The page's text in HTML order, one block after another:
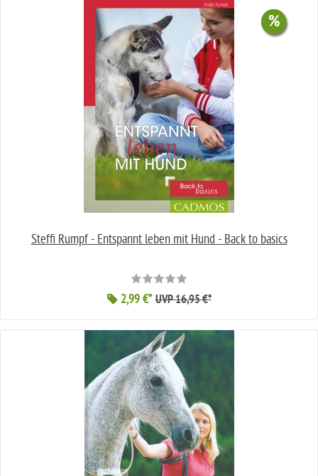
Steffi Rumpf - Entspannt leben mit Hund - Back to basics
2,99 €*
%
UVP 16,95 €*
%
%
%